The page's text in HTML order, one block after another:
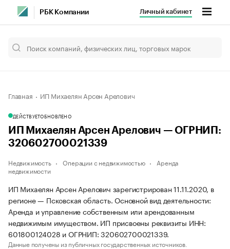
РБК Компании Личный кабинет
Главная ИП Михаелян Арсен Арелович
ДЕЙСТВУЕТОБНОВЛЕНО
ИП Михаелян Арсен Арелович — ОГРНИП:
320602700021339
Недвижимость Операции с недвижимостью
Аренда
недвижимости
ИП Михаелян Арсен Арелович зарегистрирован 11.11.2020, в
регионе — Псковская область. Основной вид деятельности:
Аренда и управление собственным или арендованным
недвижимым имуществом. ИП присвоены реквизиты ИНН:
601800124028 и ОГРНИП: 320602700021339.
Данные получены из публичных государственных источников.